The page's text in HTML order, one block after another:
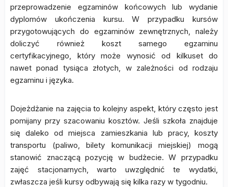
przeprowadzenie egzaminów końcowych lub wydanie
dyplomów ukończenia kursu. W przypadku kursów
przygotowujących do egzaminów zewnętrznych, należy
doliczyć również koszt samego egzaminu
certyfikacyjnego, który może wynosić od kilkuset do
nawet ponad tysiąca złotych, w zależności od rodzaju
egzaminu i języka.
Dojeżdżanie na zajęcia to kolejny aspekt, który często jest
pomijany przy szacowaniu kosztów. Jeśli szkoła znajduje
się daleko od miejsca zamieszkania lub pracy, koszty
transportu (paliwo, bilety komunikacji miejskiej) mogą
stanowić znaczącą pozycję w budżecie. W przypadku
zajęć stacjonarnych, warto uwzględnić te wydatki,
zwłaszcza jeśli kursy odbywają się kilka razy w tygodniu.